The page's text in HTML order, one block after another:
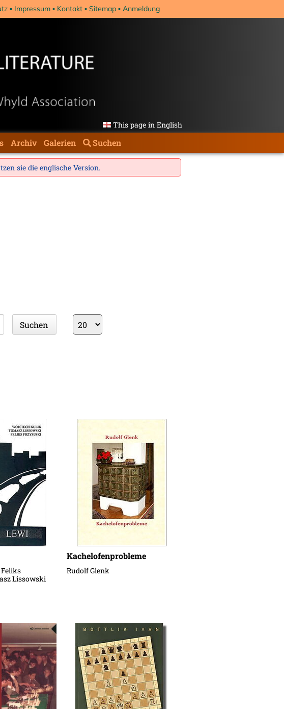
Impressum Kontakt Sitemap Anmeldung
This page in English
Archiv Galerien Suchen
sie die englische Version.
Suchen
Ergebnisse
pro
Lissowski
Kachelofenprobleme
Rudolf Glenk